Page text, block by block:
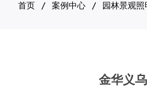
首页 案例中心 园林景观照
金华义